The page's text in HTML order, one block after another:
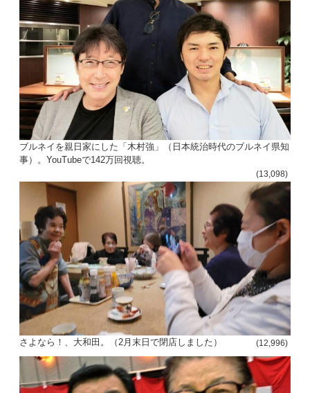
ブルネイを親日家にした「木村強」（日本統治時代のブルネイ県知
事）。YouTubeで142万回視聴。
(13,098)
さよなら！、大和田。（2月末日で閉店しました） (12,996)